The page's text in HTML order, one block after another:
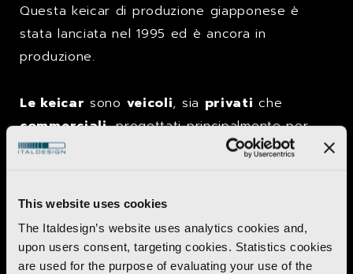
This website uses cookies
The Italdesign’s website uses analytics cookies and,
upon users consent, targeting cookies. Statistics cookies
are used for the purpose of evaluating your use of the
Questa keicar di produzione giapponese è
stata lanciata nel 1995 ed è ancora in
produzione.
Le keicar sono veicoli, sia privati che
commerciali, progettati principalmente per
soddisfare le esigenze del
mercato
ridotte
LaMoveè stata creata sulla base della sua
contemporanea, laCuore, ma presenta